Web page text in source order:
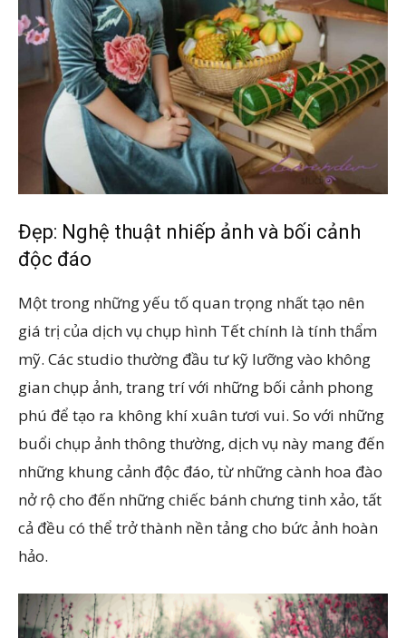
Đẹp: Nghệ thuật nhiếp ảnh và bối cảnh
độc đáo
Một trong những yếu tố quan trọng nhất tạo nên
giá trị của dịch vụ chụp hình Tết chính là tính thẩm
mỹ. Các studio thường đầu tư kỹ lưỡng vào không
gian chụp ảnh, trang trí với những bối cảnh phong
phú để tạo ra không khí xuân tươi vui. So với những
buổi chụp ảnh thông thường, dịch vụ này mang đến
những khung cảnh độc đáo, từ những cành hoa đào
nở rộ cho đến những chiếc bánh chưng tinh xảo, tất
cả đều có thể trở thành nền tảng cho bức ảnh hoàn
hảo.